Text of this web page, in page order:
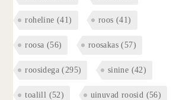
roheline (41) roos (41)
roosa (56) roosakas (57)
roosidega (295) sinine (42)
toalill (52) uinuvad roosid (56)